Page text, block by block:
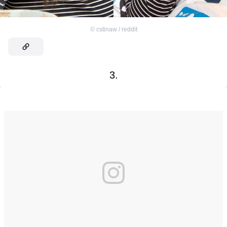
© cstinaw / reddit
3.